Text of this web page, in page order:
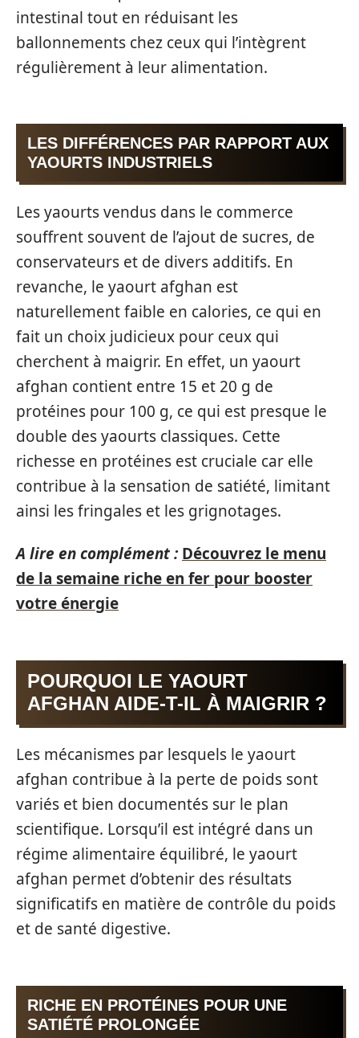
intestinal tout en réduisant les
ballonnements chez ceux qui l’intègrent
régulièrement à leur alimentation.
LES DIFFÉRENCES PAR RAPPORT AUX
YAOURTS INDUSTRIELS
Les yaourts vendus dans le commerce
souffrent souvent de l’ajout de sucres, de
conservateurs et de divers additifs. En
revanche, le yaourt afghan est
naturellement faible en calories, ce qui en
fait un choix judicieux pour ceux qui
cherchent à maigrir. En effet, un yaourt
afghan contient entre 15 et 20 g de
protéines pour 100 g, ce qui est presque le
double des yaourts classiques. Cette
richesse en protéines est cruciale car elle
contribue à la sensation de satiété, limitant
ainsi les fringales et les grignotages.
A lire en complément : Découvrez le menu
de la semaine riche en fer pour booster
votre énergie
POURQUOI LE YAOURT
AFGHAN AIDE-T-IL À MAIGRIR ?
Les mécanismes par lesquels le yaourt
afghan contribue à la perte de poids sont
variés et bien documentés sur le plan
scientifique. Lorsqu’il est intégré dans un
régime alimentaire équilibré, le yaourt
afghan permet d’obtenir des résultats
significatifs en matière de contrôle du poids
et de santé digestive.
RICHE EN PROTÉINES POUR UNE
SATIÉTÉ PROLONGÉE